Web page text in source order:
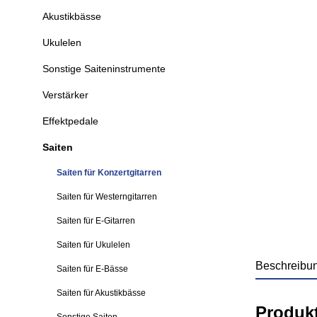
Akustikbässe
Ukulelen
Sonstige Saiteninstrumente
Verstärker
Effektpedale
Saiten
Saiten für Konzertgitarren
Saiten für Westerngitarren
Saiten für E-Gitarren
Saiten für Ukulelen
Saiten für E-Bässe
Saiten für Akustikbässe